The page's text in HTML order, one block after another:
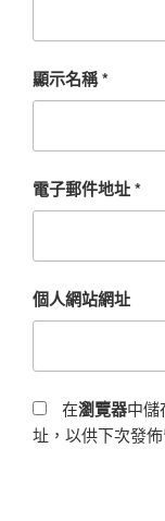
顯示名稱*
電子郵件地址*
個人網站網址
在瀏覽器中儲
址，以供下次發